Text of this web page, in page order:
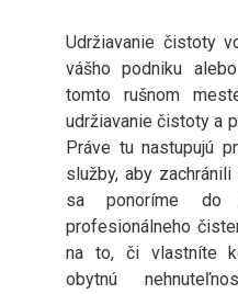
Udržiavanie čistoty
vášho podniku
tomto rušnom
udržiavanie čistoty a
Práve tu nastupujú
služby, aby
sa ponoríme do
profesionálneho
na to, či vlastníte
obytnú